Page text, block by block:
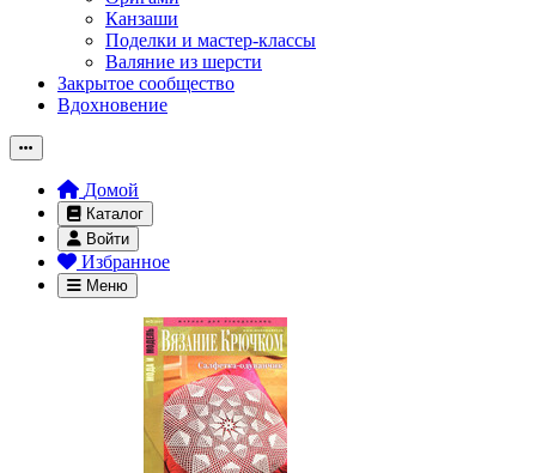
Канзаши
Поделки и мастер-классы
Валяние из шерсти
Закрытое сообщество
Вдохновение
Домой
Каталог
Войти
Избранное
Меню